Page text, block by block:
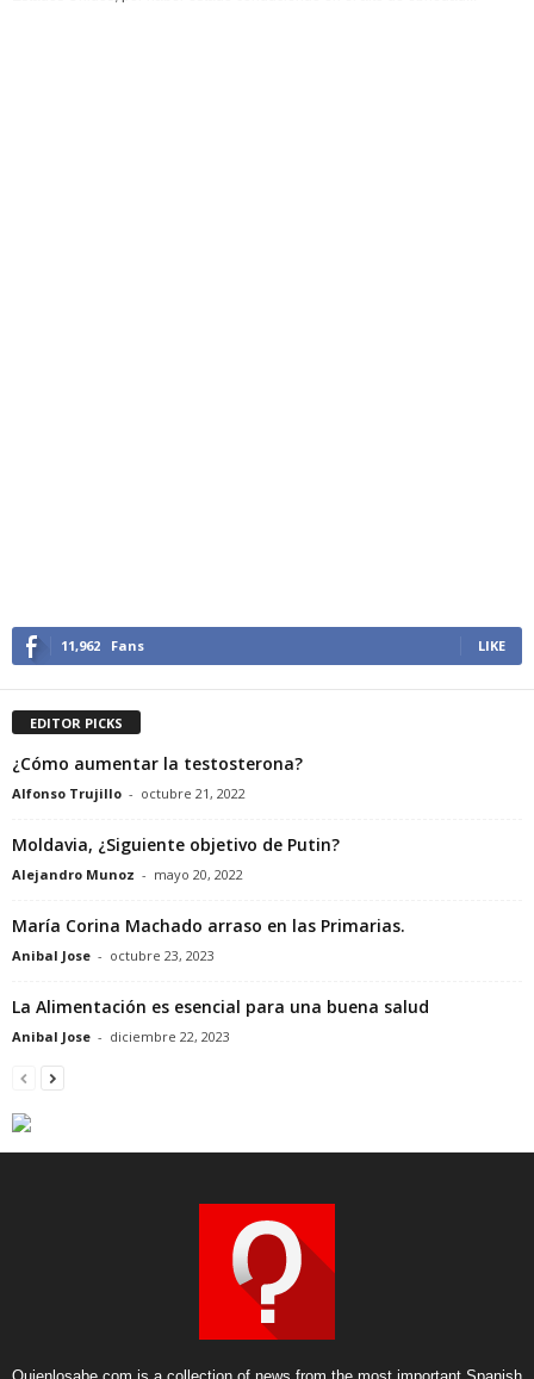
11,962 Fans LIKE
EDITOR PICKS
¿Cómo aumentar la testosterona?
Alfonso Trujillo - octubre 21, 2022
Moldavia, ¿Siguiente objetivo de Putin?
Alejandro Munoz - mayo 20, 2022
María Corina Machado arraso en las Primarias.
Anibal Jose - octubre 23, 2023
La Alimentación es esencial para una buena salud
Anibal Jose - diciembre 22, 2023